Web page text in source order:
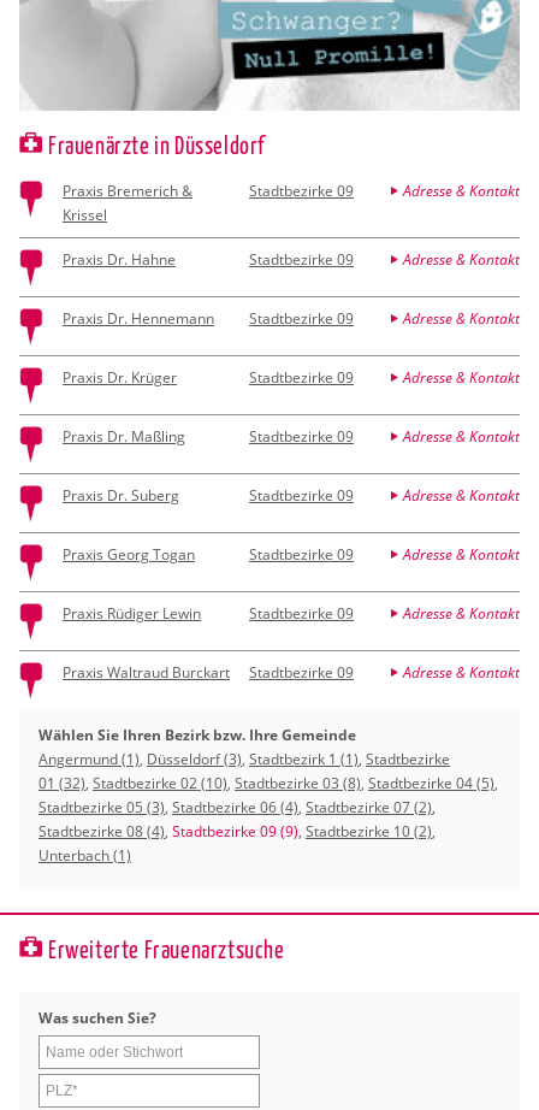
Frauenärzte in Düsseldorf
Praxis Bremerich &
Krissel
Stadtbezirke 09 Adresse & Kontakt
Praxis Dr. Hahne Stadtbezirke 09 Adresse & Kontakt
Praxis Dr. Hennemann Stadtbezirke 09 Adresse & Kontakt
Praxis Dr. Krüger Stadtbezirke 09 Adresse & Kontakt
Praxis Dr. Maßling Stadtbezirke 09 Adresse & Kontakt
Praxis Dr. Suberg Stadtbezirke 09 Adresse & Kontakt
Praxis Georg Togan Stadtbezirke 09 Adresse & Kontakt
Praxis Rüdiger Lewin Stadtbezirke 09 Adresse & Kontakt
Praxis Waltraud Burckart Stadtbezirke 09 Adresse & Kontakt
Wählen Sie Ihren Bezirk bzw. Ihre Gemeinde
Angermund (1), Düsseldorf (3), Stadtbezirk 1 (1), Stadtbezirke
01 (32), Stadtbezirke 02 (10), Stadtbezirke 03 (8), Stadtbezirke 04 (5),
Stadtbezirke 05 (3), Stadtbezirke 06 (4), Stadtbezirke 07 (2),
Stadtbezirke 08 (4), Stadtbezirke 09 (9), Stadtbezirke 10 (2),
Unterbach (1)
Erweiterte Frauenarztsuche
Was su­chen Sie?